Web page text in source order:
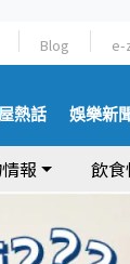
Blog e-
熱話 娛樂新
報 飲